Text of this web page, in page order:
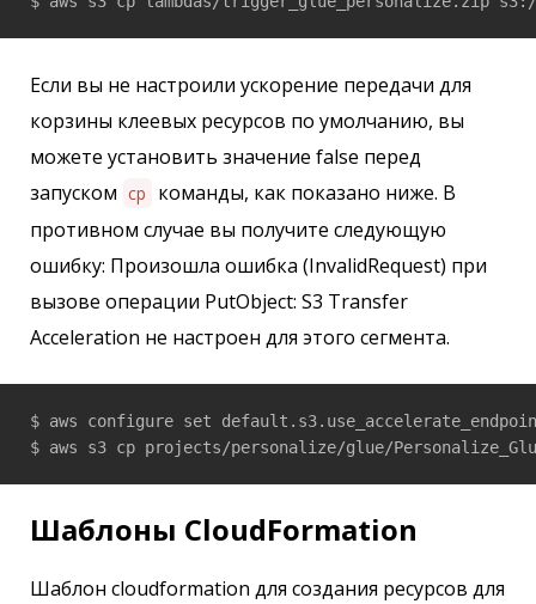
Если вы не настроили ускорение передачи для
корзины клеевых ресурсов по умолчанию, вы
можете установить значение false перед
запуском cp
команды, как показано ниже. В
противном случае вы получите следующую
ошибку: Произошла ошибка (InvalidRequest) при
вызове операции PutObject: S3 Transfer
Acceleration не настроен для этого сегмента.
$ aws configure set
Шаблоны CloudFormation
Шаблон cloudformation для создания ресурсов для